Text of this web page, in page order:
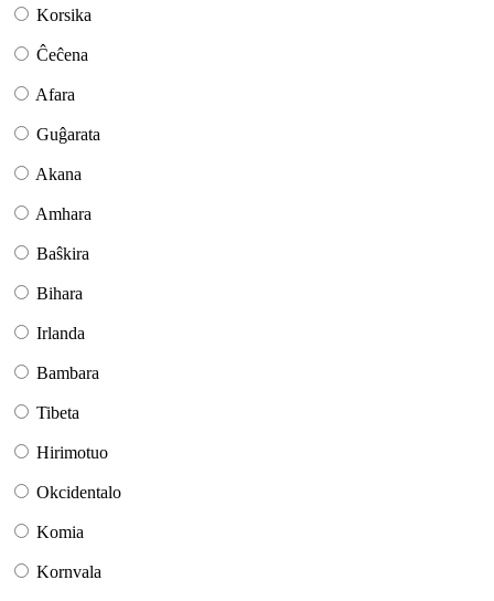
Korsika
Ĉeĉena
Afara
Guĝarata
Akana
Amhara
Baŝkira
Bihara
Irlanda
Bambara
Tibeta
Hirimotuo
Okcidentalo
Komia
Kornvala